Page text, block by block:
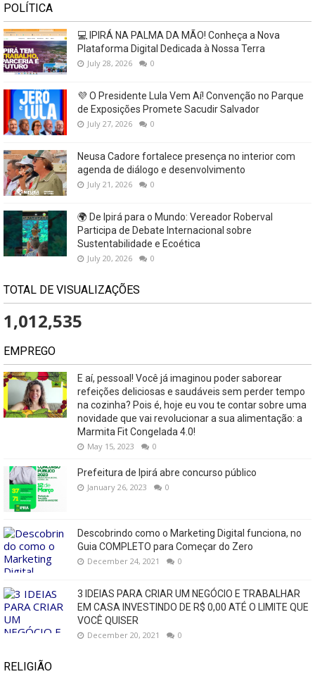
POLÍTICA
💻 IPIRÁ NA PALMA DA MÃO! Conheça a Nova
Plataforma Digital Dedicada à Nossa Terra
July 28, 2026 0
💜 O Presidente Lula Vem Aí! Convenção no Parque
de Exposições Promete Sacudir Salvador
July 27, 2026 0
Neusa Cadore fortalece presença no interior com
agenda de diálogo e desenvolvimento
July 21, 2026 0
🌍 De Ipirá para o Mundo: Vereador Roberval
Participa de Debate Internacional sobre
Sustentabilidade e Ecoética
July 20, 2026 0
TOTAL DE VISUALIZAÇÕES
1,012,535
EMPREGO
E aí, pessoal! Você já imaginou poder saborear
refeições deliciosas e saudáveis ​​sem perder tempo
na cozinha? Pois é, hoje eu vou te contar sobre uma
novidade que vai revolucionar a sua alimentação: a
Marmita Fit Congelada 4.0!
May 15, 2023 0
Prefeitura de Ipirá abre concurso público
January 26, 2023 0
Descobrindo como o Marketing Digital funciona, no
Guia COMPLETO para Começar do Zero
December 24, 2021 0
3 IDEIAS PARA CRIAR UM NEGÓCIO E TRABALHAR
EM CASA INVESTINDO DE R$ 0,00 ATÉ O LIMITE QUE
VOCÊ QUISER
December 20, 2021 0
RELIGIÃO